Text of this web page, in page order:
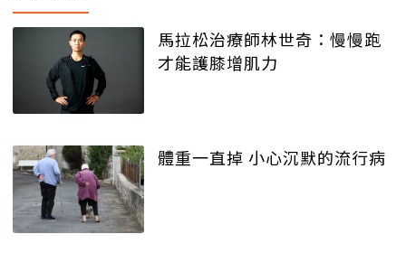
馬拉松治療師林世奇：慢慢跑
才能護膝增肌力
體重一直掉 小心沉默的流行病